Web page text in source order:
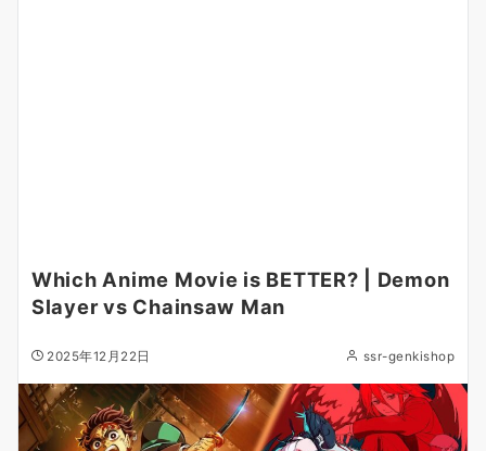
Which Anime Movie is BETTER? | Demon
Slayer vs Chainsaw Man
2025年12月22日 ssr-genkishop